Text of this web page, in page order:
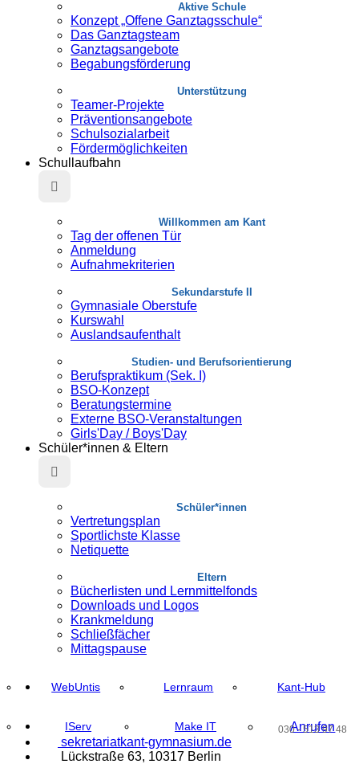
Aktive Schule
Konzept „Offene Ganztagsschule“
Das Ganztagsteam
Ganztagsangebote
Begabungsförderung
Unterstützung
Teamer-Projekte
Präventionsangebote
Schulsozialarbeit
Fördermöglichkeiten
Schullaufbahn
Willkommen am Kant
Tag der offenen Tür
Anmeldung
Aufnahmekriterien
Sekundarstufe II
Gymnasiale Oberstufe
Kurswahl
Auslandsaufenthalt
Studien- und Berufsorientierung
Berufspraktikum (Sek. I)
BSO-Konzept
Beratungstermine
Externe BSO-Veranstaltungen
Girls'Day / Boys'Day
Schüler*innen & Eltern
Schüler*innen
Vertretungsplan
Sportlichste Klasse
Netiquette
Eltern
Bücherlisten und Lernmittelfonds
Downloads und Logos
Krankmeldung
Schließfächer
Mittagspause
WebUntis Lernraum Kant-Hub
IServ Make IT Anrufen
030 - 513 97 48
sekretariat@
kant-gymnasium.de
Lückstraße 63, 10317 Berlin